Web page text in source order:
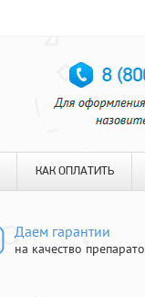
КАК ОПЛАТИТЬ
Даем гарантии
на качество